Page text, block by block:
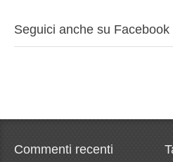
Seguici anche su Facebook
Commenti recenti